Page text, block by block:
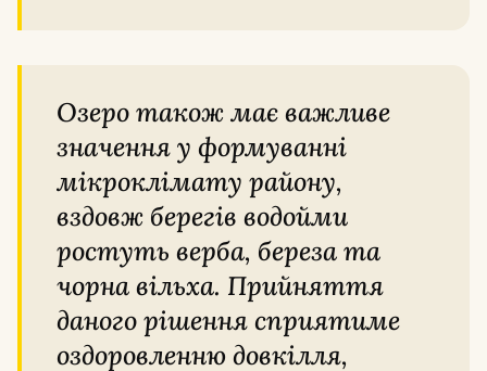
Озеро також має важливе
значення у формуванні
мікроклімату району,
вздовж берегів водойми
ростуть верба, береза та
чорна вільха. Прийняття
даного рішення сприятиме
оздоровленню довкілля,